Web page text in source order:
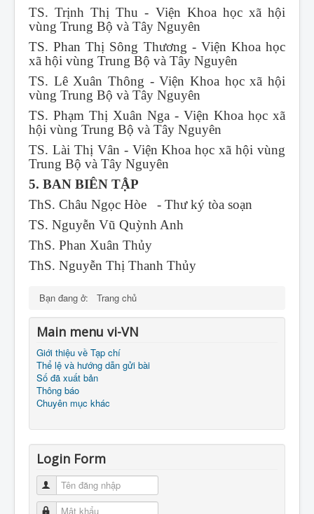
TS. Trịnh Thị Thu - Viện Khoa học xã hội
vùng Trung Bộ và Tây Nguyên
TS. Phan Thị Sông Thương - Viện Khoa học
xã hội vùng Trung Bộ và Tây Nguyên
TS. Lê Xuân Thông - Viện Khoa học xã hội
vùng Trung Bộ và Tây Nguyên
TS. Phạm Thị Xuân Nga - Viện Khoa học xã
hội vùng Trung Bộ và Tây Nguyên
TS. Lài Thị Vân - Viện Khoa học xã hội vùng
Trung Bộ và Tây Nguyên
5. BAN BIÊN TẬP
ThS. Châu Ngọc Hòe - Thư ký tòa soạn
TS. Nguyễn Vũ Quỳnh Anh
ThS. Phan Xuân Thủy
ThS. Nguyễn Thị Thanh Thủy
Bạn đang ở: Trang chủ
Main menu vi-VN
Giới thiệu về Tạp chí
Thể lệ và hướng dẫn gửi bài
Số đã xuất bản
Thông báo
Chuyên mục khác
Login Form
Tên đăng nhập
Mật khẩu